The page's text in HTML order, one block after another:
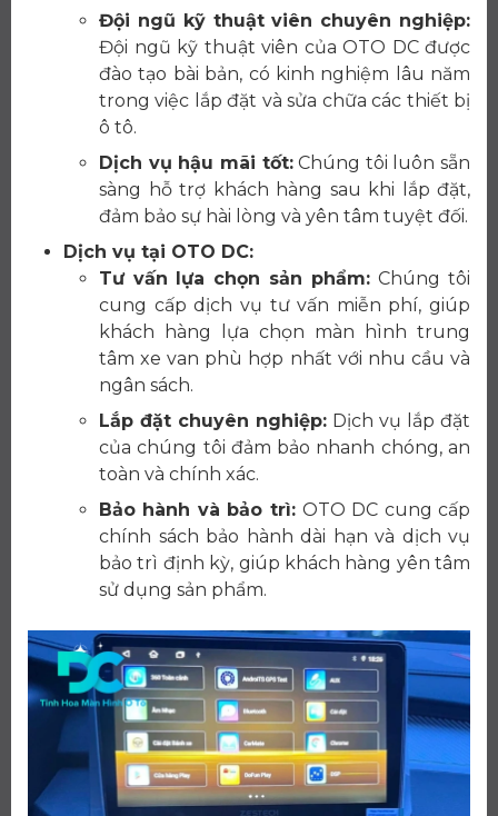
Đội ngũ kỹ thuật viên chuyên nghiệp:
Đội ngũ kỹ thuật viên của OTO DC được
đào tạo bài bản, có kinh nghiệm lâu năm
trong việc lắp đặt và sửa chữa các thiết bị
ô tô.
Dịch vụ hậu mãi tốt:Chúng tôi luôn sẵn
sàng hỗ trợ khách hàng sau khi lắp đặt,
đảm bảo sự hài lòng và yên tâm tuyệt đối.
Dịch vụ tại OTO DC:
Tư vấn lựa chọn sản phẩm:Chúng tôi
cung cấp dịch vụ tư vấn miễn phí, giúp
khách hàng lựa chọn màn hình trung
tâm xe van phù hợp nhất với nhu cầu và
ngân sách.
Lắp đặt chuyên nghiệp: Dịch vụ lắp đặt
của chúng tôi đảm bảo nhanh chóng, an
toàn và chính xác.
Bảo hành và bảo trì: OTO DC cung cấp
chính sách bảo hành dài hạn và dịch vụ
bảo trì định kỳ, giúp khách hàng yên tâm
sử dụng sản phẩm.